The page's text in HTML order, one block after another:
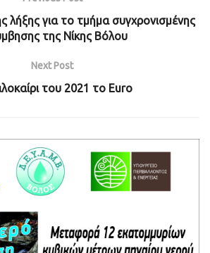
λήξης για το τμήμα συγχρονισμένης
της Νίκης Βόλου
Next Post
του 2021 το Euro